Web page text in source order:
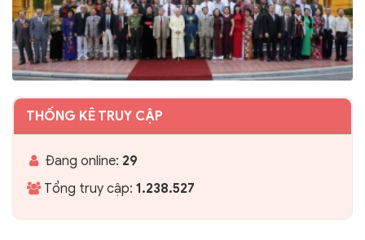
THỐNG KÊ TRUY CẬP
Đang online: 29
Tổng truy cập: 1.238.527